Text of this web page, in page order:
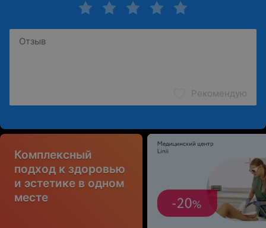
Рекомендую
Комплексный
подход к здоровью
и эстетике в одном
месте